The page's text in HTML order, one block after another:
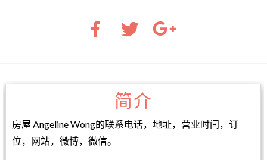
简介
房屋 Angeline Wong的联系电话，地址，营业时间，订
位，网站，微博，微信。